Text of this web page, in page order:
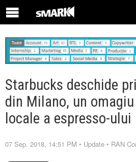
Starbucks deschide
din Milano, un
locale a espresso-ului
07 Sep. 2018, 14:51 PM • Update • RAN